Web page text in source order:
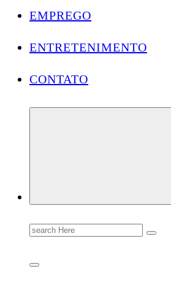
EMPREGO
ENTRETENIMENTO
CONTATO
Search
for: